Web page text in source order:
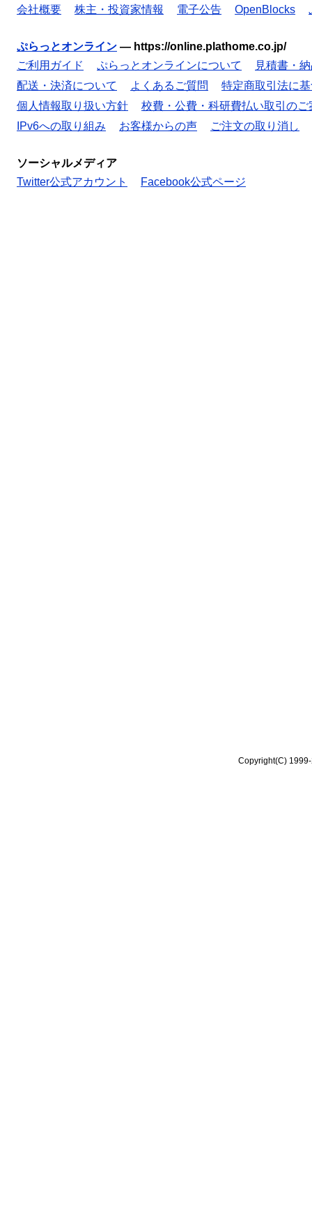
会社概要 株主・投資家情報 電子公告 OpenBlocks
ぷらっとオンライン — https://online.plathome.co.jp/
ご利用ガイド
ぷらっとオンラインについて
見積書・
配送・決済について
よくあるご質問
特定商取引法に
個人情報取り扱い方針
校費・公費・科研費払い取引のご
IPv6への取り組み
お客様からの声 ご注文の取り消し
ソーシャルメディア
Twitter公式アカウント
Facebook公式ページ
Copyright(C)